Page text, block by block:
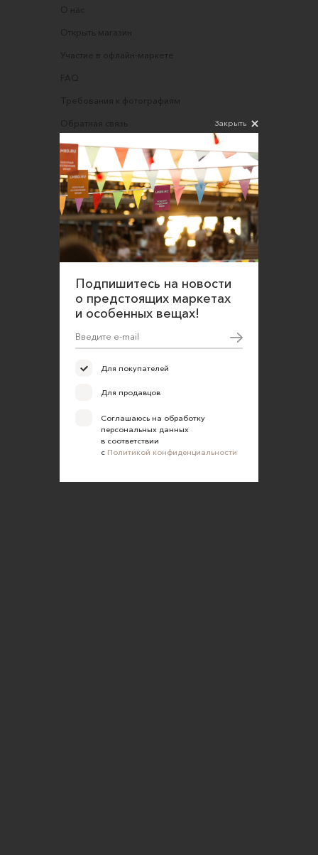
О нас
Открыть магазин
Участие в офлайн-маркете
FAQ
Требования к фотографиям
Обратная связь
Соглашение об оказании услуг
Правила сайта
Оферта для продавцов
Оферта для покупателей
Политика конфиденциальности
Согласие на обработку персональных данных
Закрыть
Подпишитесь на новости
о предстоящих маркетах
и особенных вещах!
Для покупателей
Для продавцов
Соглашаюсь на обработку
персональных данных
в соответствии
с Политикой конфиденциальности